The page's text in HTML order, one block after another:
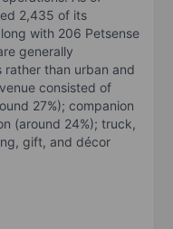
2,435 of its
with 206 Petsense
generally
than urban and
consisted of
27%); companion
(around 24%); truck,
gift, and décor